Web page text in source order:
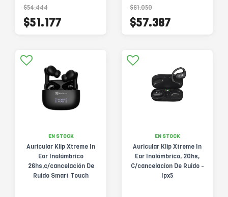
$54.444
$51.177
$61.050
$57.387
EN STOCK
Auricular Klip Xtreme In
Ear Inalámbrico
26hs,c/cancelación De
Ruido Smart Touch
EN STOCK
Auricular Klip Xtreme In
Ear Inalámbrico, 20hs,
C/cancelacion De Ruido -
Ipx5